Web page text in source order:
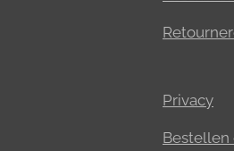
Privacy
Bestellen